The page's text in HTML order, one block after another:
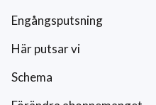
Engångsputsning
Här putsar vi
Schema